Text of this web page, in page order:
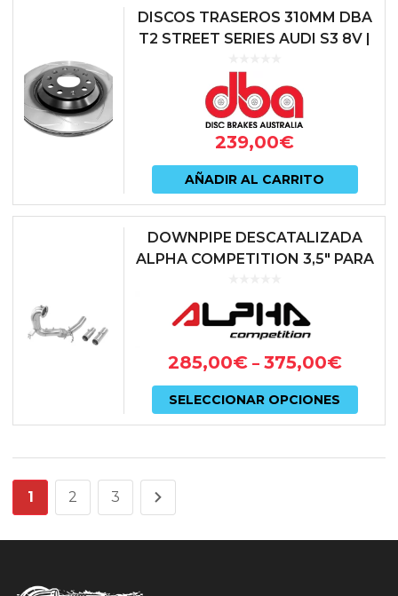
DISCOS TRASEROS 310MM DBA
T2 STREET SERIES AUDI S3 8V |
LEON 5F CUPRA | SKODA OCT...
239,00€
AÑADIR AL CARRITO
DOWNPIPE DESCATALIZADA
ALPHA COMPETITION 3,5″ PARA
285,00€– 375,00€
SELECCIONAR OPCIONES
Este
1 2 3